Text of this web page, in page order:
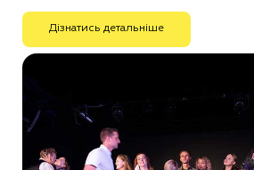
Дізнатись детальніше